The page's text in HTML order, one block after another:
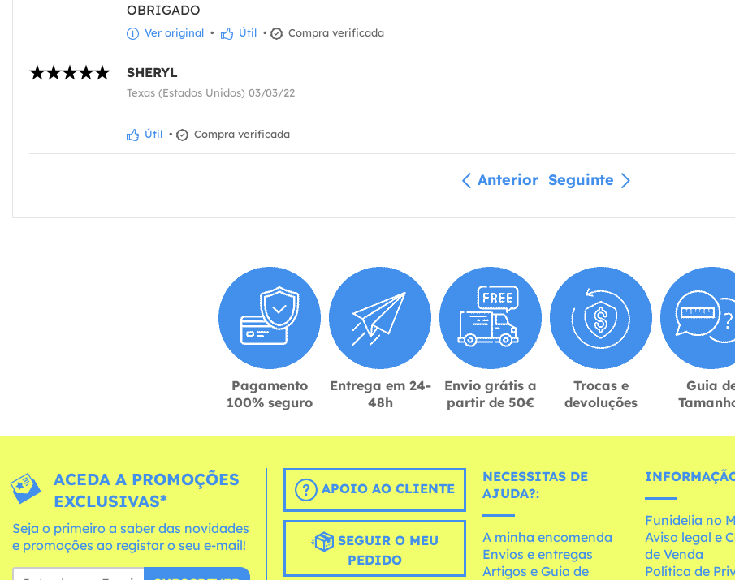
OBRIGADO
Ver original • Útil • Compra verificada
SHERYL
Texas (Estados Unidos) 03/03/22
Útil • Compra verificada
Anterior Seguinte
Pagamento
100% seguro
Entrega em 24-
48h
Envio grátis a
partir de 50€
Trocas e
devoluções
Guia
ACEDA A PROMOÇÕES
EXCLUSIVAS*
Seja o primeiro a saber das novidades
e promoções ao registar o seu e-mail!
APOIO AO CLIENTE
SEGUIR O MEU
PEDIDO
NECESSITAS DE
AJUDA?:
A minha encomenda
Envios e entregas
Artigos e Guia de
Funidelia no
Aviso legal e
de Venda
Política de